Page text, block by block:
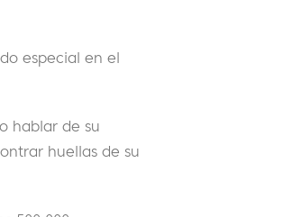
especial en el
hablar de su
huellas de su